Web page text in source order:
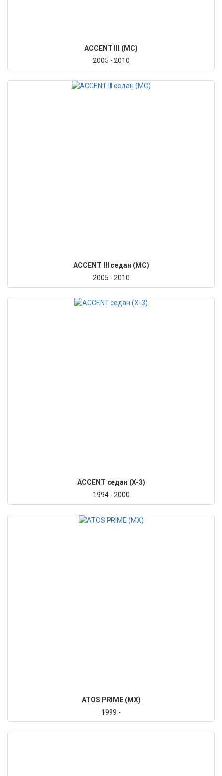
ACCENT III (MC)
2005 - 2010
ACCENT III седан (MC)
2005 - 2010
ACCENT седан (X-3)
1994 - 2000
ATOS PRIME (MX)
1999 -